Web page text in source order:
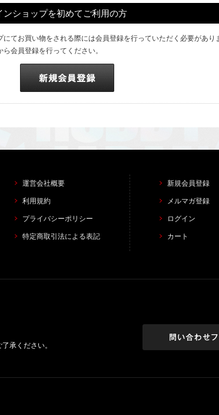
ンショップを初めてご利用の方
てお買い物をされる際には会員登録を行っていただく必要があり
会員登録を行ってください。
運営会社概要
利用規約
プライバシーポリシー
特定商取引法による表記
新規会員登録
メルマガ登録
ログイン
カート
承ください。